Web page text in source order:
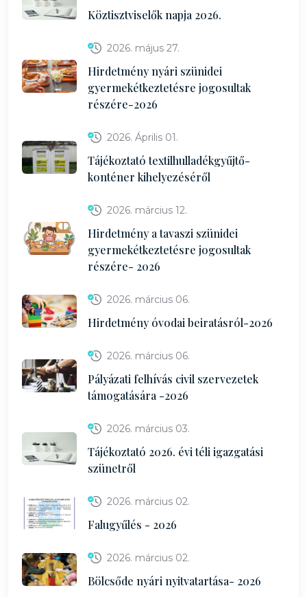
Köztisztviselők napja 2026.
2026. május 27.
Hirdetmény nyári szünidei
gyermekétkeztetésre jogosultak
részére-2026
2026. Április 01.
Tájékoztató textilhulladékgyűjtő-
konténer kihelyezéséről
2026. március 12.
Hirdetmény a tavaszi szünidei
gyermekétkeztetésre jogosultak
részére- 2026
2026. március 06.
Hirdetmény óvodai beiratásról-2026
2026. március 06.
Pályázati felhívás civil szervezetek
támogatására -2026
2026. március 03.
Tájékoztató 2026. évi téli igazgatási
szünetről
2026. március 02.
Falugyűlés - 2026
2026. március 02.
Bölcsőde nyári nyitvatartása- 2026